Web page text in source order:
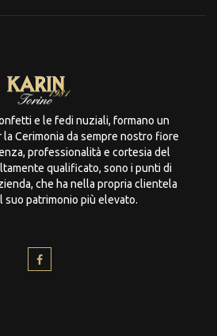
e le fedi nuziali, formano un
Cerimonia da sempre nostro fiore
professionalità e cortesia del
qualificato, sono i punti di
che ha nella propria clientela
suo patrimonio più elevato.